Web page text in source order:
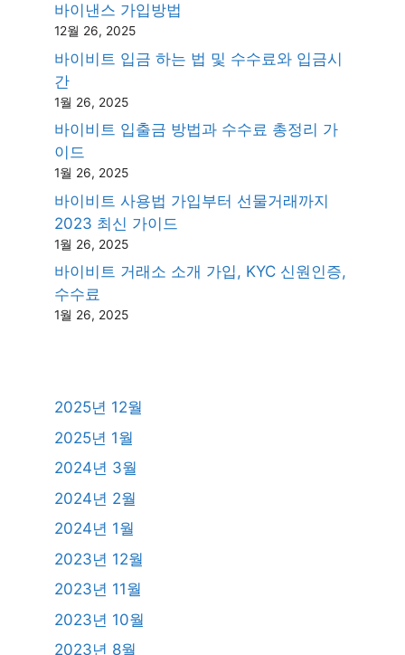
바이낸스 가입방법
12월 26, 2025
바이비트 입금 하는 법 및 수수료와 입금시
간
1월 26, 2025
바이비트 입출금 방법과 수수료 총정리 가
이드
1월 26, 2025
바이비트 사용법 가입부터 선물거래까지
2023 최신 가이드
1월 26, 2025
바이비트 거래소 소개 가입, KYC 신원인증,
수수료
1월 26, 2025
2025년 12월
2025년 1월
2024년 3월
2024년 2월
2024년 1월
2023년 12월
2023년 11월
2023년 10월
2023년 8월